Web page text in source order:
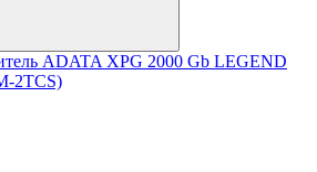
ADATA XPG 2000 Gb LEGEND
2TCS)